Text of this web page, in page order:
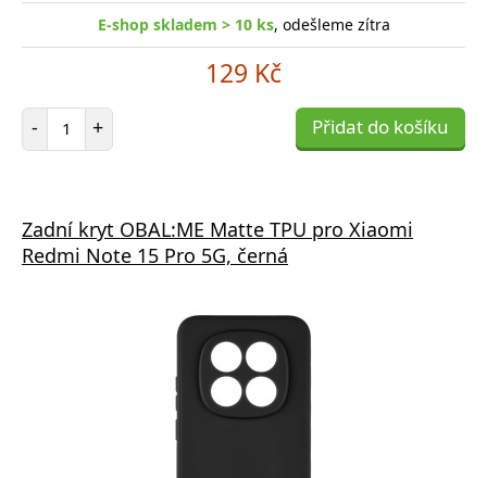
E-shop skladem > 10 ks, odešleme zítra
129 Kč
- Počet položek
+ Přidat do košíku
Zadní kryt OBAL:ME Matte TPU pro Xiaomi
Redmi Note 15 Pro 5G, černá